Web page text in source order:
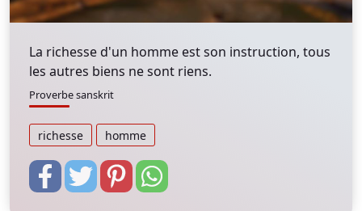
La richesse d'un homme est son instruction, tous
les autres biens ne sont riens.
Proverbe sanskrit
richesse homme